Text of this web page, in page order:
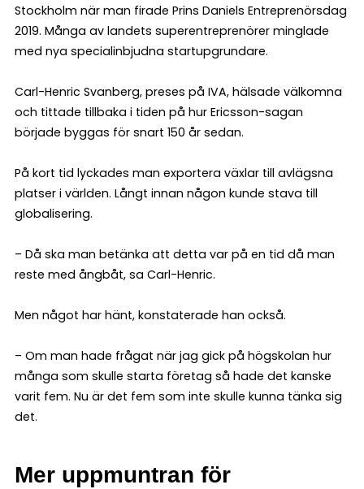
Stockholm när man firade Prins Daniels Entreprenörsdag
2019. Många av landets superentreprenörer minglade
med nya specialinbjudna startupgrundare.
Carl-Henric Svanberg, preses på IVA, hälsade välkomna
och tittade tillbaka i tiden på hur Ericsson-sagan
började byggas för snart 150 år sedan.
På kort tid lyckades man exportera växlar till avlägsna
platser i världen. Långt innan någon kunde stava till
globalisering.
– Då ska man betänka att detta var på en tid då man
reste med ångbåt, sa Carl-Henric.
Men något har hänt, konstaterade han också.
– Om man hade frågat när jag gick på högskolan hur
många som skulle starta företag så hade det kanske
varit fem. Nu är det fem som inte skulle kunna tänka sig
det.
Mer uppmuntran för